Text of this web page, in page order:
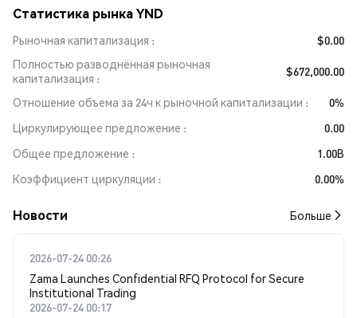
Статистика рынка YND
Рыночная капитализация
$0.00
Полностью разводнённая рыночная
капитализация
$672,000.00
Отношение объема за 24ч к рыночной капитализации
0%
Циркулирующее предложение
0.00
Общее предложение
1.00B
Коэффициент циркуляции
0.00%
Новости Больше
2026-07-24 00:26
Zama Launches Confidential RFQ Protocol for Secure
Institutional Trading
2026-07-24 00:17